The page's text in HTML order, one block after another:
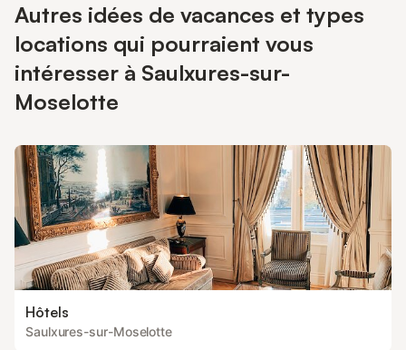
Autres idées de vacances et types
locations qui pourraient vous
intéresser à Saulxures-sur-
Moselotte
Hôtels
Saulxures-sur-Moselotte